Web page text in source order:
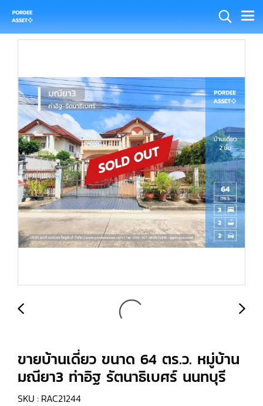
ขายบ้านเดี่ยว ขนาด 64 ตร.ว. หมู่บ้าน
มณียา3 ท่าอิฐ รัตนาธิเบศร์ นนทบุรี
SKU : RAC21244